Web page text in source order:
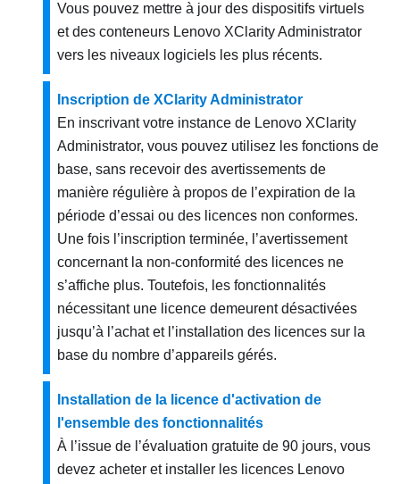
Vous pouvez mettre à jour des dispositifs virtuels
et des conteneurs Lenovo XClarity Administrator
vers les niveaux logiciels les plus récents.
Inscription de XClarity Administrator
En inscrivant votre instance de Lenovo XClarity
Administrator, vous pouvez utilisez les fonctions de
base, sans recevoir des avertissements de
manière régulière à propos de l’expiration de la
période d’essai ou des licences non conformes.
Une fois l’inscription terminée, l’avertissement
concernant la non-conformité des licences ne
s’affiche plus. Toutefois, les fonctionnalités
nécessitant une licence demeurent désactivées
jusqu’à l’achat et l’installation des licences sur la
base du nombre d’appareils gérés.
Installation de la licence d'activation de
l'ensemble des fonctionnalités
À l’issue de l’évaluation gratuite de 90 jours, vous
devez acheter et installer les licences Lenovo